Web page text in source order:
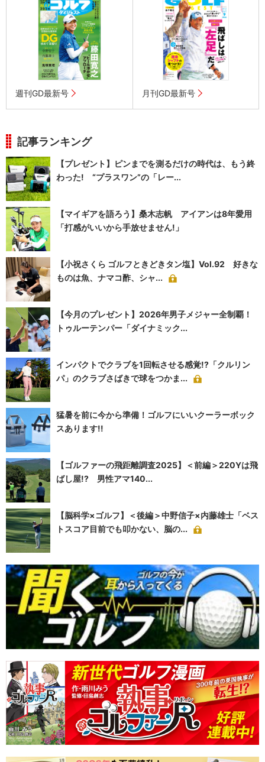
週刊GD最新号 月刊GD最新号
記事ランキング
【プレゼント】ピンまでを測るだけの時代は、もう終
わった! “プラスワン”の「レー...
【マイギアを語ろう】桑木志帆 アイアンは8年愛用
「打感がいいから手放せません!」
【小祝さくら ゴルフときどきタン塩】Vol.92 好きな
ものは魚、ナマコ酢、シャ...
【今月のプレゼント】2026年男子メジャー全制覇！
トゥルーテンパー「ダイナミック...
インパクトでクラブを1回転させる感覚!?「クルリン
パ」のクラブさばきで球をつかま...
猛暑を前に今から準備！ゴルフにいいクーラーボック
スあります!!
【ゴルファーの飛距離調査2025】＜前編＞220Yは飛
ばし屋!? 男性アマ140...
【脳科学×ゴルフ】＜後編＞中野信子×内藤雄士「ベス
トスコア目前でも叩かない、脳の...